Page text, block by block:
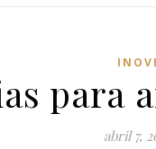
para
abril 7,